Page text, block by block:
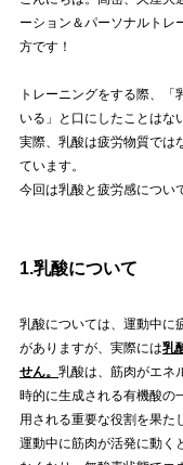
ーション＆パーソナルトレ
方です！
トレーニングをする際、「
いる」と口にしたことはな
実際、乳酸は疲労物質では
ています。
今回は乳酸と疲労感につい
1.乳酸について
乳酸については、運動中に
がありますが、実際には乳
せん。 乳酸は、筋肉がエネ
時的に生成される有機酸の
用される重要な役割を果た
運動中に筋肉が活発に動く